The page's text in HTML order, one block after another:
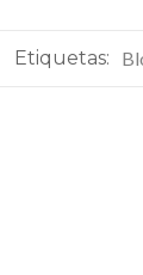
Etiquetas: